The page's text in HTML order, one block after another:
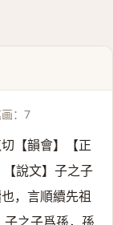
：7
【韻會】【正
說文】子之子
，言順續先祖